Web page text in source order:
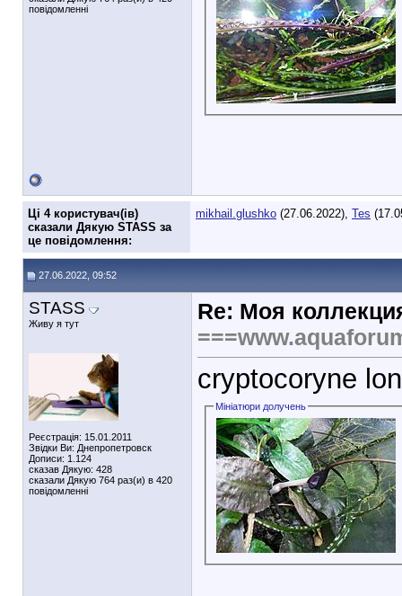
повідомленні
Ці 4 користувач(ів)
сказали Дякую STASS за
це повідомлення:
mikhail.glushko (27.06.2022), Tes
27.06.2022, 09:52
STASS
Живу я тут
Реєстрація: 15.01.2011
Звідки Ви: Днепропетровск
Дописи: 1.124
сказав Дякую: 428
сказали Дякую 764 раз(и) в 420
повідомленні
Re: Моя
cryptocoryne
Мініатюри долучень